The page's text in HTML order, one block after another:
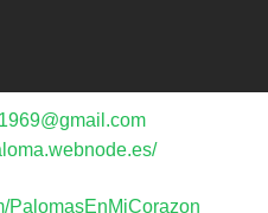
PalomasEnMiCorazon